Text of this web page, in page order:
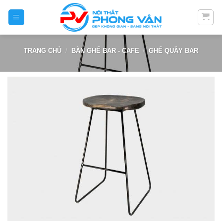
TRANG CHỦ / BÀN GHẾ BAR - CAFE / GHẾ QUẦY BAR